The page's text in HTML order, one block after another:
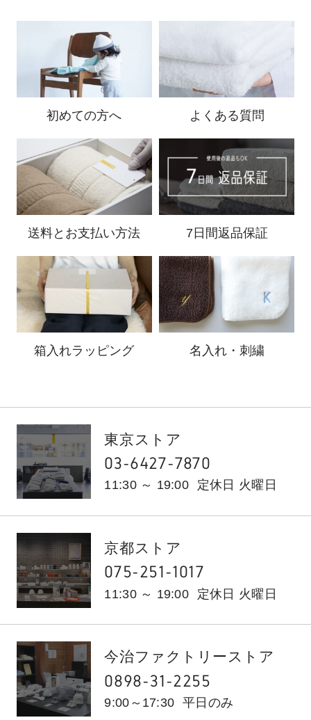
初めての方へ よくある質問
送料と お支払い方法 7日間返品保証
箱入れラッピング 名入れ・刺繍
東京ストア
03-6427-7870
11:30 ～ 19:00 定休日 火曜日
京都ストア
075-251-1017
11:30 ～ 19:00 定休日 火曜日
今治ファクトリーストア
0898-31-2255
9:00～17:30 平日のみ